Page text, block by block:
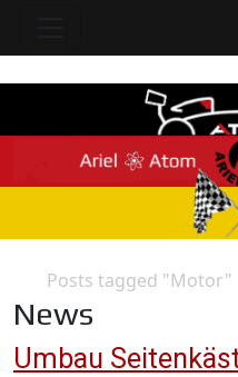
Posts tagged "Motor"
News
Umbau